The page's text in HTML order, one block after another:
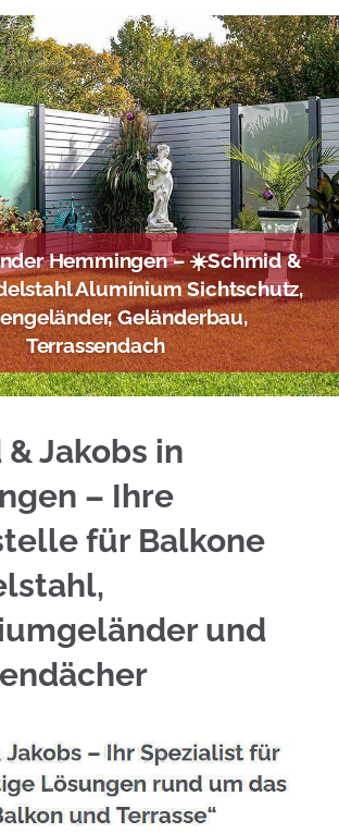
Hemmingen – ☀️Schmid &
Aluminium Sichtschutz,
Geländerbau,
Terrassendach
Jakobs in
– Ihre
für Balkone
und